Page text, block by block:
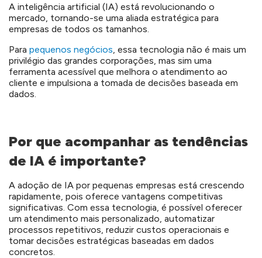
A inteligência artificial (IA) está revolucionando o
mercado, tornando-se uma aliada estratégica para
empresas de todos os tamanhos.
Para pequenos negócios, essa tecnologia não é mais um
privilégio das grandes corporações, mas sim uma
ferramenta acessível que melhora o atendimento ao
cliente e impulsiona a tomada de decisões baseada em
dados.
Por que acompanhar as tendências
de IA é importante?
A adoção de IA por pequenas empresas está crescendo
rapidamente, pois oferece vantagens competitivas
significativas. Com essa tecnologia, é possível oferecer
um atendimento mais personalizado, automatizar
processos repetitivos, reduzir custos operacionais e
tomar decisões estratégicas baseadas em dados
concretos.